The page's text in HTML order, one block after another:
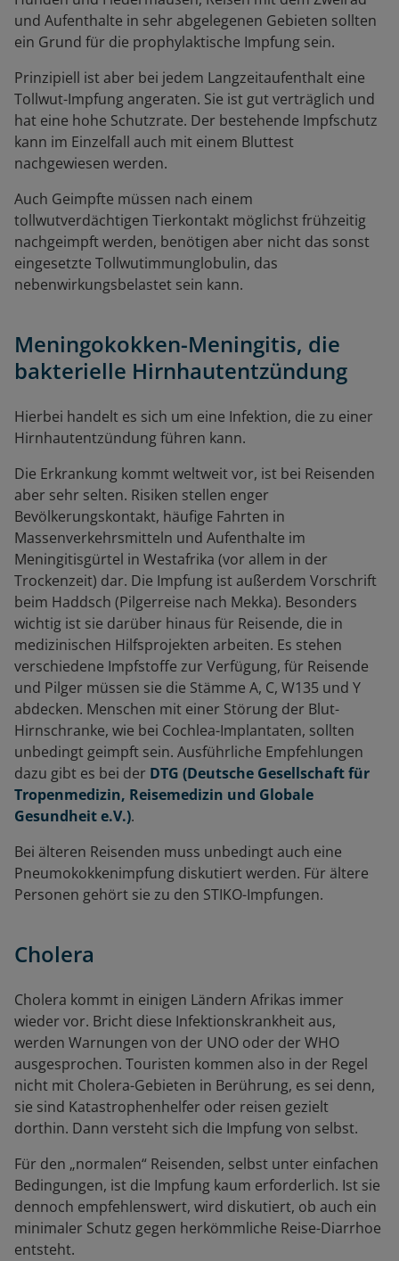
und Aufenthalte in sehr abgelegenen Gebieten sollten
ein Grund für die prophylaktische Impfung sein.
Prinzipiell ist aber bei jedem Langzeitaufenthalt eine
Tollwut-Impfung angeraten. Sie ist gut verträglich und
hat eine hohe Schutzrate. Der bestehende Impfschutz
kann im Einzelfall auch mit einem Bluttest
nachgewiesen werden.
Auch Geimpfte müssen nach einem
tollwutverdächtigen Tierkontakt möglichst frühzeitig
nachgeimpft werden, benötigen aber nicht das sonst
eingesetzte Tollwutimmunglobulin, das
nebenwirkungsbelastet sein kann.
Meningokokken-Meningitis, die
bakterielle Hirnhautentzündung
Hierbei handelt es sich um eine Infektion, die zu einer
Hirnhautentzündung führen kann.
Die Erkrankung kommt weltweit vor, ist bei Reisenden
aber sehr selten. Risiken stellen enger
Bevölkerungskontakt, häufige Fahrten in
Massenverkehrsmitteln und Aufenthalte im
Meningitisgürtel in Westafrika (vor allem in der
Trockenzeit) dar. Die Impfung ist außerdem Vorschrift
beim Haddsch (Pilgerreise nach Mekka). Besonders
wichtig ist sie darüber hinaus für Reisende, die in
medizinischen Hilfsprojekten arbeiten. Es stehen
verschiedene Impfstoffe zur Verfügung, für Reisende
und Pilger müssen sie die Stämme A, C, W135 und Y
abdecken. Menschen mit einer Störung der Blut-
Hirnschranke, wie bei Cochlea-Implantaten, sollten
unbedingt geimpft sein. Ausführliche Empfehlungen
dazu gibt es bei der DTG (Deutsche Gesellschaft für
Tropenmedizin, Reisemedizin und Globale
Gesundheit e.V.).
Bei älteren Reisenden muss unbedingt auch eine
Pneumokokkenimpfung diskutiert werden. Für ältere
Personen gehört sie zu den STIKO-Impfungen.
Cholera
Cholera kommt in einigen Ländern Afrikas immer
wieder vor. Bricht diese Infektionskrankheit aus,
werden Warnungen von der UNO oder der WHO
ausgesprochen. Touristen kommen also in der Regel
nicht mit Cholera-Gebieten in Berührung, es sei denn,
sie sind Katastrophenhelfer oder reisen gezielt
dorthin. Dann versteht sich die Impfung von selbst.
Für den „normalen“ Reisenden, selbst unter einfachen
Bedingungen, ist die Impfung kaum erforderlich. Ist sie
dennoch empfehlenswert, wird diskutiert, ob auch ein
minimaler Schutz gegen herkömmliche Reise-Diarrhoe
entsteht.